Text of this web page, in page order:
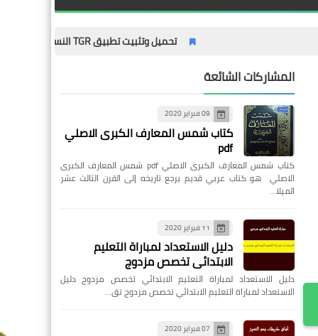
تحميل وتثبيت تطبيق TGR النسخة القديمة – الدليل الشامل مع المميزات وطريقة التثبيت خطوة بخطوة
المشاركات الشائعة
09 فبراير 2020
كتاب شمس المعارف الكبرى الاصلي
pdf
كتاب شمس المعارف الكبرى الاصلي pdf شمس المعارف الكبرى
الاصلي هو كتاب عربي قديم يرجع تاريخه إلى القرن الثالث عشر
الميلا…
11 فبراير 2020
دليل الاستعداد لمباراة التعليم
الابتدائي تخصص مزدوج
دليل الاستعداد لمباراة التعليم الابتدائي تخصص مزدوج دليل
الاستعداد لمباراة التعليم الابتدائي تخصص مزدوج تق…
07 فبراير 2020